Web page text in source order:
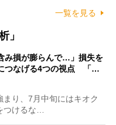
一覧を見る
」
み損が膨らんで…」損失を
つなげる4つの視点 「…
り、7月中旬にはキオク
つけるな…